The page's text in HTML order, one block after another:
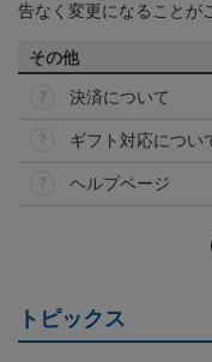
告なく変更になることが
その他
決済について
ギフト対応につい
ヘルプページ
トピックス